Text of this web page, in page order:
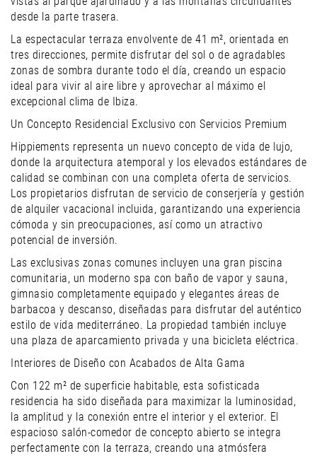
desde la parte trasera.
La espectacular terraza envolvente de 41 m², orientada en
tres direcciones, permite disfrutar del sol o de agradables
zonas de sombra durante todo el día, creando un espacio
ideal para vivir al aire libre y aprovechar al máximo el
excepcional clima de Ibiza.
Un Concepto Residencial Exclusivo con Servicios Premium
Hippiements representa un nuevo concepto de vida de lujo,
donde la arquitectura atemporal y los elevados estándares de
calidad se combinan con una completa oferta de servicios.
Los propietarios disfrutan de servicio de conserjería y gestión
de alquiler vacacional incluida, garantizando una experiencia
cómoda y sin preocupaciones, así como un atractivo
potencial de inversión.
Las exclusivas zonas comunes incluyen una gran piscina
comunitaria, un moderno spa con baño de vapor y sauna,
gimnasio completamente equipado y elegantes áreas de
barbacoa y descanso, diseñadas para disfrutar del auténtico
estilo de vida mediterráneo. La propiedad también incluye
una plaza de aparcamiento privada y una bicicleta eléctrica.
Interiores de Diseño con Acabados de Alta Gama
Con 122 m² de superficie habitable, esta sofisticada
residencia ha sido diseñada para maximizar la luminosidad,
la amplitud y la conexión entre el interior y el exterior. El
espacioso salón-comedor de concepto abierto se integra
perfectamente con la terraza, creando una atmósfera